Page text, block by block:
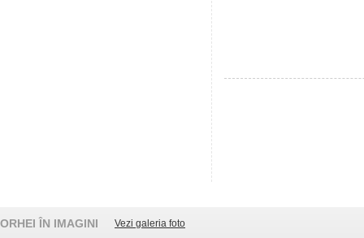
ORHEI ÎN IMAGINI Vezi galeria foto